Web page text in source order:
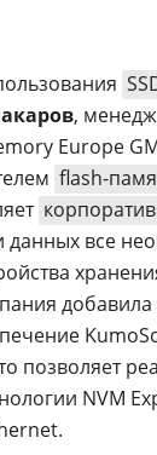
,
Europe
flash-
данных все
добавила
позволяет
NVM